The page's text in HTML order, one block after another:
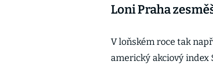
Loni Praha
V loňském roce tak
americký akciový index